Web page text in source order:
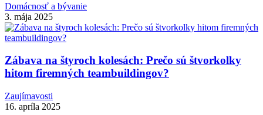
Domácnosť a bývanie
3. mája 2025
Zábava na štyroch kolesách: Prečo sú štvorkolky
hitom firemných teambuildingov?
Zaujímavosti
16. apríla 2025